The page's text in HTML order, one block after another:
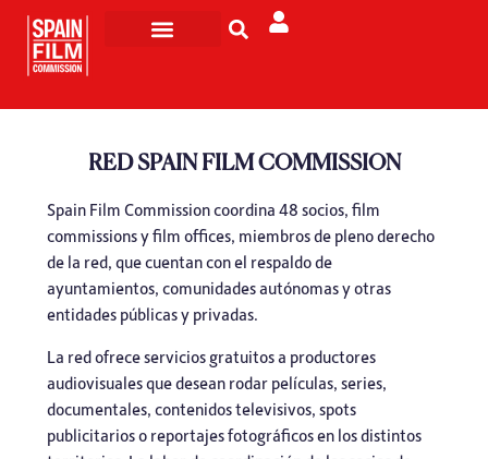
RED SPAIN FILM COMMISSION
Spain Film Commission coordina 48 socios, film
commissions y film offices, miembros de pleno derecho
de la red, que cuentan con el respaldo de
ayuntamientos, comunidades autónomas y otras
entidades públicas y privadas.
La red ofrece servicios gratuitos a productores
audiovisuales que desean rodar películas, series,
documentales, contenidos televisivos, spots
publicitarios o reportajes fotográficos en los distintos